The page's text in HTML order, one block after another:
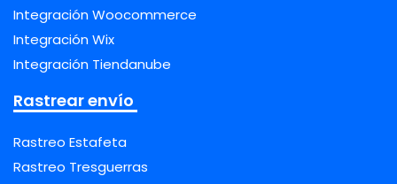
Integración Woocommerce
Integración Wix
Integración Tiendanube
Rastrear envío
Rastreo Estafeta
Rastreo Tresguerras